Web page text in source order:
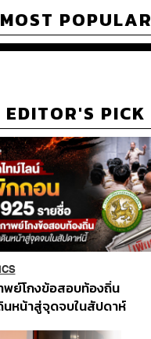
MOST POPULAR
EDITOR'S PICK
พย์โกงข้อสอบท้องถิ่น
นหน้าสู่จุดจบในสัปดาห์